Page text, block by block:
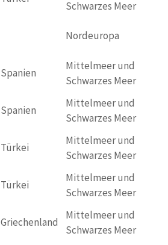
Schwarzes Meer
Nordeuropa
Spanien
Mittelmeer und
Schwarzes Meer
Spanien
Mittelmeer und
Schwarzes Meer
Türkei
Mittelmeer und
Schwarzes Meer
Türkei
Mittelmeer und
Schwarzes Meer
Griechenland
Mittelmeer und
Schwarzes Meer